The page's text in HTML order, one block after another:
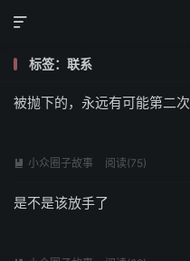

标签：联系
被抛下的，永远有可能第二次
 小众圈子故事 阅读(75)
是不是该放手了